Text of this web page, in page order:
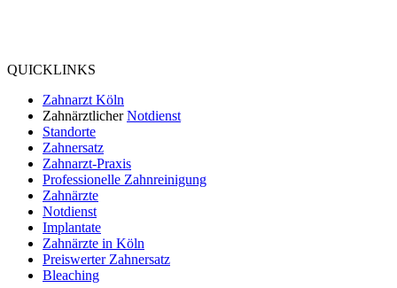
QUICKLINKS
Zahnarzt Köln
ZahnärztlicherNotdienst
Standorte
Zahnersatz
Zahnarzt-Praxis
Professionelle Zahnreinigung
Zahnärzte
Notdienst
Implantate
Zahnärzte in Köln
Preiswerter Zahnersatz
Bleaching